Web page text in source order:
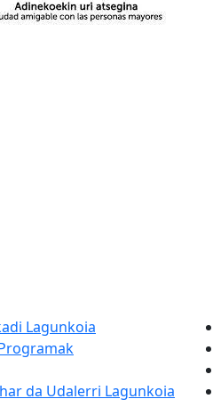
Lagunkoia
da Udalerri Lagunkoia